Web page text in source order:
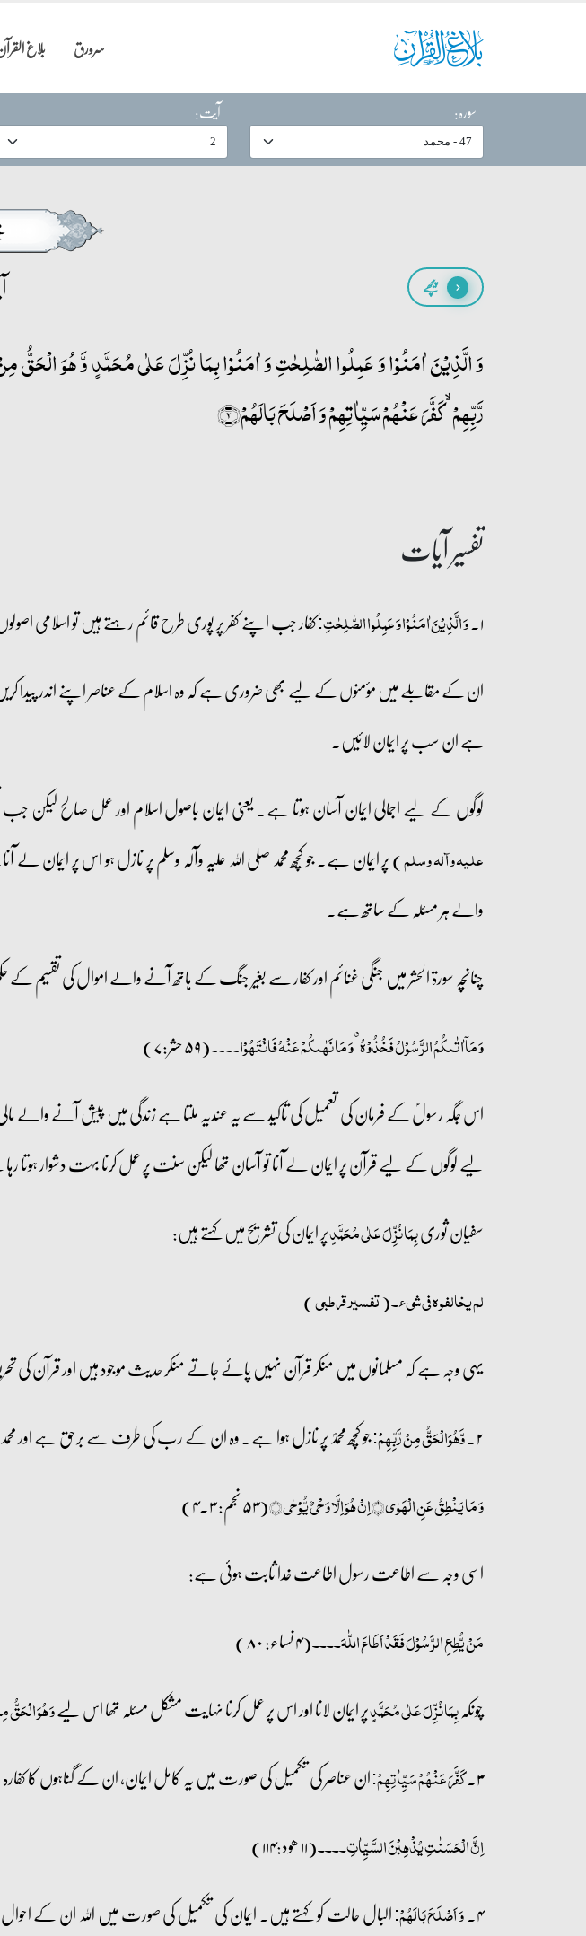
سرورق بلاغ
سورہ:
آیت:
پیچھے
وَ الَّذِیۡنَ اٰمَنُوۡا وَ عَمِلُوا الصّٰلِحٰتِ وَ اٰمَنُوۡا بِمَا نُزِّلَ عَلٰی مُحَمَّدٍ وَّ ہُوَ الۡحَقُّ
رَّبِّہِمۡ ۙ کَفَّرَ عَنۡہُمۡ سَیِّاٰتِہِمۡ وَ اَصۡلَحَ بَالَہُمۡ﴿۲﴾
تفسیر آیات
۱۔ وَ الَّذِیۡنَ اٰمَنُوۡا وَ عَمِلُوا الصّٰلِحٰتِ:کفار جب اپنے کفر پر پوری طرح قائم رہتے ہیں تو اسلامی
ان کے مقابلے میں مؤمنوں کے لیے بھی ضروری ہے کہ وہ اسلام کے عناصر اپنے اندر پیدا کریں۔
ہے ان سب پر ایمان لائیں۔
لوگوں کے لیے اجمالی ایمان آسان ہوتا ہے۔ یعنی ایمان باصول اسلام اور عمل صالح
علیہ وآلہ وسلم) پر ایمان ہے۔ جو کچھ محمد صلی اللہ علیہ وآلہ وسلم پر نازل ہو اس پر ایمان لے
والے ہر مسئلہ کے ساتھ ہے۔
چنانچہ سورۃ الحشر میں جنگی غنائم اور کفار سے بغیر جنگ کے ہاتھ آنے والے اموال کی تقسیم کے
وَ مَاۤ اٰتٰىکُمُ الرَّسُوۡلُ فَخُذُوۡہُ ٭ وَ مَا نَہٰىکُمۡ عَنۡہُ فَانۡتَہُوۡا۔۔۔۔(۵۹ حشر:۷)
اس جگہ رسولؐ کے فرمان کی تعمیل کی تاکید سے یہ عندیہ ملتا ہے زندگی میں پیش آنے والے
لیے لوگوں کے لیے قرآن پر ایمان لے آنا تو آسان تھا لیکن سنت پر عمل کرنا بہت دشوار ہوتا
سفیان ثوریبِمَا نُزِّلَ عَلٰي مُحَمَّدٍپر ایمان کی تشریح میں کہتے ہیں:
لم یخالفوہ فی شیء۔(تفسیر قرطبی)
یہی وجہ ہے کہ مسلمانوں میں منکر قرآن نہیں پائے جاتے منکر حدیث موجود ہیں اور قرآن
۲۔ وَّہُوَالْحَقُّ مِنْ رَّبِّہِمْ:جو کچھ محمدؐ پر نازل ہوا ہے۔ وہ ان کے رب کی طرف سے برحق ہے اور
وَ مَا یَنۡطِقُ عَنِ الۡہَوٰی ﴿﴾ اِنۡ ہُوَ اِلَّا وَحۡیٌ یُّوۡحٰی ﴿﴾(۵۳ نجم: ۳۔۴)
اسی وجہ سے اطاعت رسول اطاعت خدا ثابت ہوئی ہے:
مَنۡ یُّطِعِ الرَّسُوۡلَ فَقَدۡ اَطَاعَ اللّٰہَ۔۔۔۔(۴ نساء: ۸۰)
چونکہبِمَا نُزِّلَ عَلٰی مُحَمَّدٍپر ایمان لانا اور اس پر عمل کرنا نہایت مشکل مسئلہ تھا اس لیےوَ ہُوَ
۳۔ کَفَّرَ عَنۡہُمۡ سَیِّاٰتِہِمۡ:ان عناصر کی تکمیل کی صورت میں یہ کامل ایمان، ان کے گناہوں کا
اِنَّ الۡحَسَنٰتِ یُذۡہِبۡنَ السَّیِّاٰتِ۔۔۔۔(۱۱ ھود:۱۱۴)
۴۔ وَ اَصۡلَحَ بَالَہُمۡ:البال حالت کو کہتے ہیں۔ ایمان کی تکمیل کی صورت میں اللہ ان کے